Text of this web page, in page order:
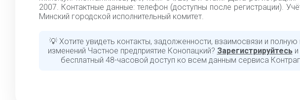
2007. Контактные данные: телефон (доступны после регистрации).
Минский городской исполнительный комитет.
💡 Хотите увидеть контакты, задолженности, взаимосвязи и
изменений Частное предприятие Конопацкий? Зарегистрируйтесьи
бесплатный 48-часовой доступ ко всем данным сервиса